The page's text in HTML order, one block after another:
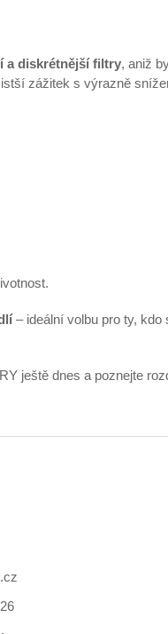
a diskrétnější filtry, aniž
zážitek s výrazně
– ideální volbu pro ty, kdo
ještě dnes a poznejte